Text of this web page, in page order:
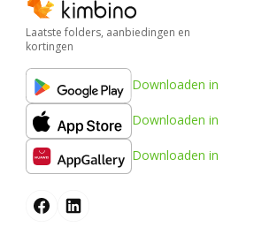
Laatste folders, aanbiedingen en
kortingen
Downloaden in
Downloaden in
Downloaden in